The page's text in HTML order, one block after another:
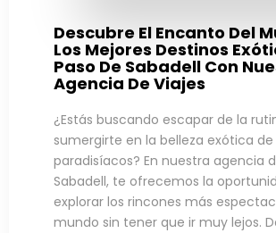
Descubre El Encanto Del
Los Mejores Destinos
Paso De Sabadell Con
Agencia De Viajes
¿Estás buscando escapar de la
sumergirte en la belleza exótica
paradisíacos? En nuestra agencia
Sabadell, te ofrecemos la
explorar los rincones más
mundo sin tener que ir muy lejos.